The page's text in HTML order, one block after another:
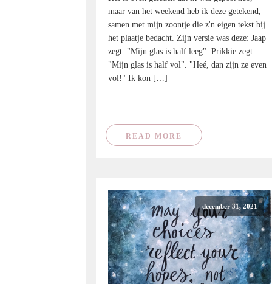
maar van het weekend heb ik deze getekend,
samen met mijn zoontje die z'n eigen tekst bij
het plaatje bedacht. Zijn versie was deze: Jaap
zegt: "Mijn glas is half leeg". Prikkie zegt:
"Mijn glas is half vol". "Heé, dan zijn ze even
vol!" Ik kon […]
READ MORE
december 31, 2021